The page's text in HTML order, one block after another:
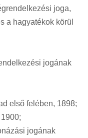
joga,
a hagyatékok körül
jogának
első felében, 1898;
jogának